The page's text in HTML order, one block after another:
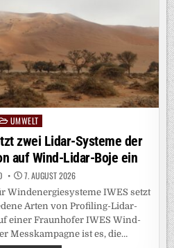
in
UMWELT
zwei Lidar-Systeme der
auf Wind-Lidar-Boje ein
7. AUGUST 2026
Windenergiesysteme IWES setzt
Arten von Profiling-Lidar-
einer Fraunhofer IWES Wind-
Messkampagne ist es, die…